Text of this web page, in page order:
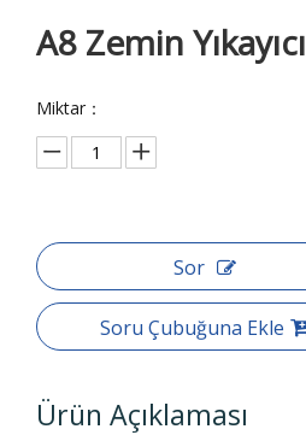
A8 Zemin Yıkayıcı
Miktar：
Sor
Soru Çubuğuna Ekle
Ürün Açıklaması